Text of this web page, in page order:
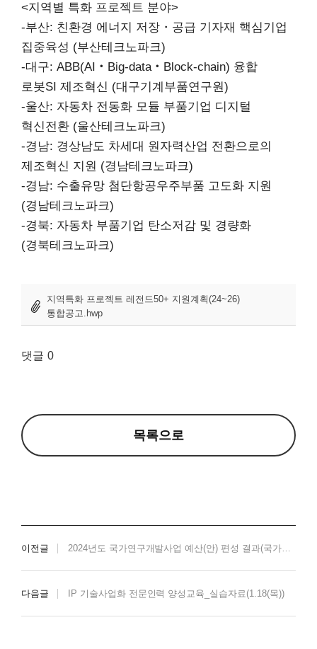
<지역별 특화 프로젝트 분야>
-부산: 친환경 에너지 저장・공급 기자재 핵심기업
집중육성 (부산테크노파크)
-대구: ABB(AI‧Big-data‧Block-chain) 융합
로봇SI 제조혁신 (대구기계부품연구원)
-울산: 자동차 전동화 모듈 부품기업 디지털
혁신전환 (울산테크노파크)
-경남: 경상남도 차세대 원자력산업 전환으로의
제조혁신 지원 (경남테크노파크)
-경남: 수출유망 첨단항공우주부품 고도화 지원
(경남테크노파크)
-경북: 자동차 부품기업 탄소저감 및 경량화
(경북테크노파크)
지역특화 프로젝트 레전드50+ 지원계획(24~26)
통합공고.hwp
댓글 0
목록으로
이전글
다음글 IP 기술사업화 전문인력 양성교육_실습자료(1.18(목))